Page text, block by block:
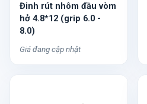
Đinh rút nhôm đầu vòm
hở 4.8*12 (grip 6.0 -
8.0)
Giá đang cập nhật